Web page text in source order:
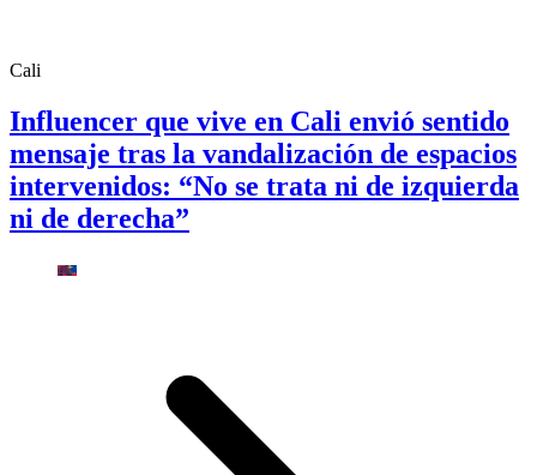
Cali
Influencer que vive en Cali envió sentido
mensaje tras la vandalización de espacios
intervenidos: “No se trata ni de izquierda
ni de derecha”